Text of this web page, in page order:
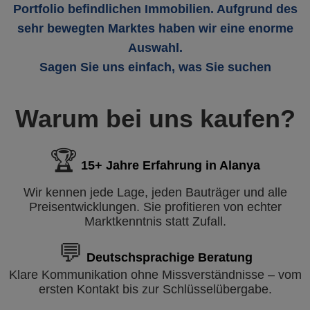
Portfolio befindlichen Immobilien. Aufgrund des
sehr bewegten Marktes haben wir eine enorme
Auswahl.
Sagen Sie uns einfach, was Sie suchen
Warum bei uns kaufen?
🏆 15+ Jahre Erfahrung in Alanya
Wir kennen jede Lage, jeden Bauträger und alle
Preisentwicklungen. Sie profitieren von echter
Marktkenntnis statt Zufall.
💬 Deutschsprachige Beratung
Klare Kommunikation ohne Missverständnisse – vom
ersten Kontakt bis zur Schlüsselübergabe.